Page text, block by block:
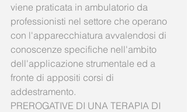
viene praticata in ambulatorio da
professionisti nel settore che operano
con l'apparecchiatura avvalendosi di
conoscenze specifiche nell'ambito
dell'applicazione strumentale ed a
fronte di appositi corsi di
addestramento.
PREROGATIVE DI UNA TERAPIA DI